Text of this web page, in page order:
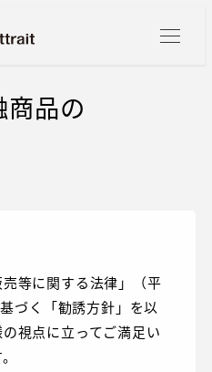
品の
等に関する法律」（平
づく「勧誘方針」を以
視点に立ってご満足い